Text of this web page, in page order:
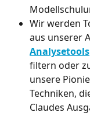
Wir werden
aus unserer
Analysetools
filtern oder
unsere
Techniken,
Claudes